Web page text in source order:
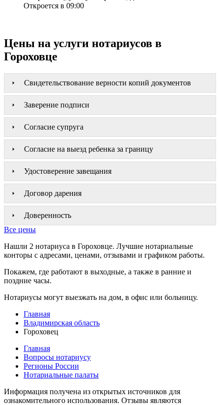
Откроется в 09:00
Цены на услуги нотариусов в
Гороховце
Свидетельствование верности копий документов
Заверение подписи
Согласие супруга
Согласие на выезд ребенка за границу
Удостоверение завещания
Договор дарения
Доверенность
Все цены
Нашли 2 нотариуса в Гороховце. Лучшие нотариальные
конторы с адресами, ценами, отзывами и графиком работы.
Покажем, где работают в выходные, а также в ранние и
поздние часы.
Нотариусы могут выезжать на дом, в офис или больницу.
Главная
Владимирская область
Гороховец
Главная
Вопросы нотариусу
Регионы России
Нотариальные палаты
Информация получена из открытых источников для
ознакомительного использования. Отзывы являются